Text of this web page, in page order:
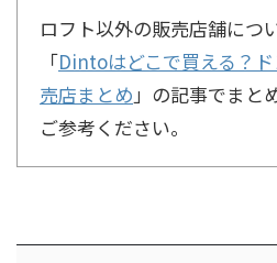
ロフト以外の販売店舗につ
「Dintoはどこで買える？
売店まとめ」の記事でまと
ご参考ください。